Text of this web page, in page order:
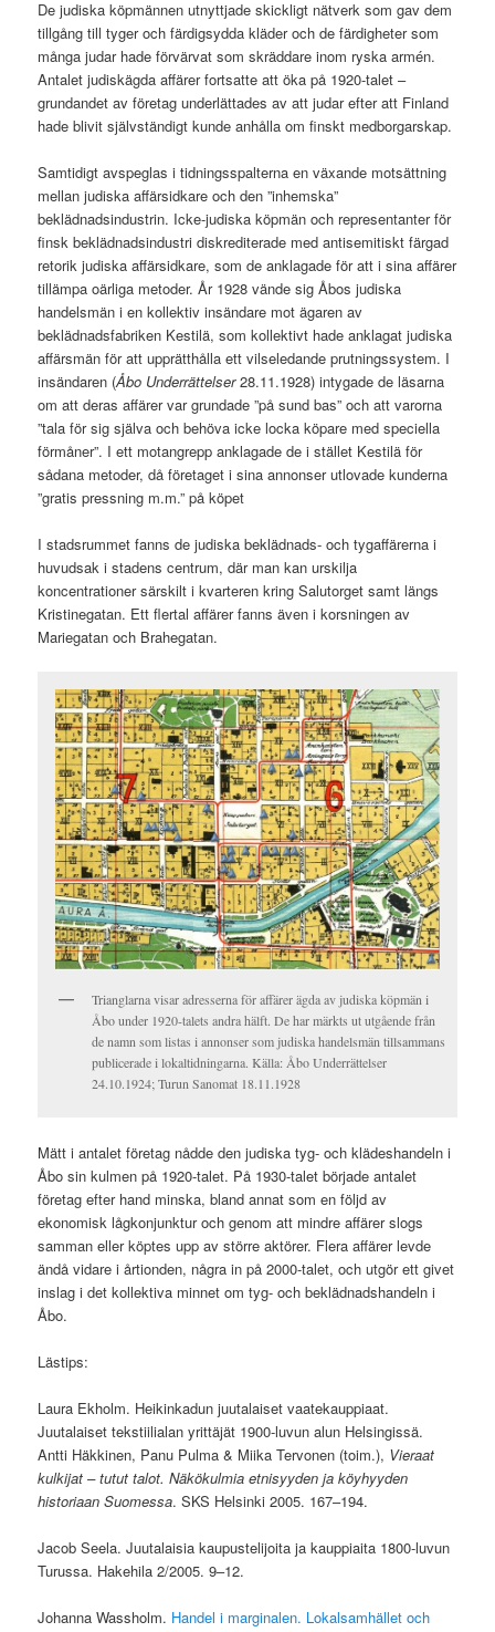
De judiska köpmännen utnyttjade skickligt nätverk som gav dem
tillgång till tyger och färdigsydda kläder och de färdigheter som
många judar hade förvärvat som skräddare inom ryska armén.
Antalet judiskägda affärer fortsatte att öka på 1920-talet –
grundandet av företag underlättades av att judar efter att Finland
hade blivit självständigt kunde anhålla om finskt medborgarskap.
Samtidigt avspeglas i tidningsspalterna en växande motsättning
mellan judiska affärsidkare och den ”inhemska”
beklädnadsindustrin. Icke-judiska köpmän och representanter för
finsk beklädnadsindustri diskrediterade med antisemitiskt färgad
retorik judiska affärsidkare, som de anklagade för att i sina affärer
tillämpa oärliga metoder. År 1928 vände sig Åbos judiska
handelsmän i en kollektiv insändare mot ägaren av
beklädnadsfabriken Kestilä, som kollektivt hade anklagat judiska
affärsmän för att upprätthålla ett vilseledande prutningssystem. I
insändaren (Åbo Underrättelser28.11.1928) intygade de läsarna
om att deras affärer var grundade ”på sund bas” och att varorna
”tala för sig själva och behöva icke locka köpare med speciella
förmåner”. I ett motangrepp anklagade de i stället Kestilä för
sådana metoder, då företaget i sina annonser utlovade kunderna
”gratis pressning m.m.” på köpet
I stadsrummet fanns de judiska beklädnads- och tygaffärerna i
huvudsak i stadens centrum, där man kan urskilja
koncentrationer särskilt i kvarteren kring Salutorget samt längs
Kristinegatan. Ett flertal affärer fanns även i korsningen av
Mariegatan och Brahegatan.
Trianglarna visar adresserna för affärer ägda av judiska köpmän i
Åbo under 1920-talets andra hälft. De har märkts ut utgående från
de namn som listas i annonser som judiska handelsmän tillsammans
publicerade i lokaltidningarna. Källa: Åbo Underrättelser
24.10.1924; Turun Sanomat 18.11.1928
Mätt i antalet företag nådde den judiska tyg- och klädeshandeln i
Åbo sin kulmen på 1920-talet. På 1930-talet började antalet
företag efter hand minska, bland annat som en följd av
ekonomisk lågkonjunktur och genom att mindre affärer slogs
samman eller köptes upp av större aktörer. Flera affärer levde
ändå vidare i årtionden, några in på 2000-talet, och utgör ett givet
inslag i det kollektiva minnet om tyg- och beklädnadshandeln i
Åbo.
Lästips:
Laura Ekholm. Heikinkadun juutalaiset vaatekauppiaat.
Juutalaiset tekstiilialan yrittäjät 1900-luvun alun Helsingissä.
Antti Häkkinen, Panu Pulma & Miika Tervonen (toim.), Vieraat
kulkijat – tutut talot. Näkökulmia etnisyyden ja köyhyyden
historiaan Suomessa. SKS Helsinki 2005. 167–194.
Jacob Seela. Juutalaisia kaupustelijoita ja kauppiaita 1800-luvun
Turussa. Hakehila 2/2005. 9–12.
Johanna Wassholm. Handel i marginalen. Lokalsamhället och